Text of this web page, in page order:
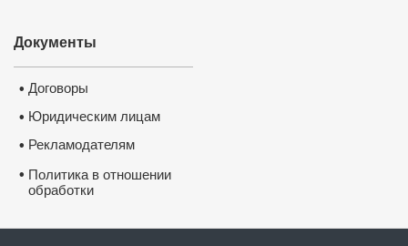
Документы
• Договоры
• Юридическим лицам
• Рекламодателям
• Политика в отношении
обработки